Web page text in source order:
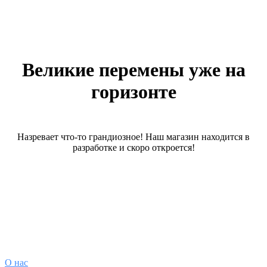
Великие перемены уже на
горизонте
Назревает что-то грандиозное! Наш магазин находится в
разработке и скоро откроется!
О нас